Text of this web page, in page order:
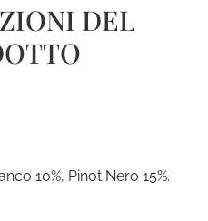
DEL
10%, Pinot Nero 15%.